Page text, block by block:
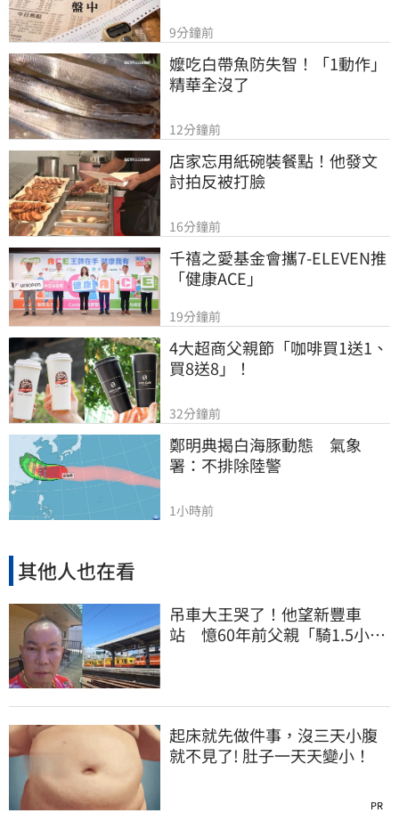
9分鐘前
嬤吃白帶魚防失智！「1動作」
精華全沒了
12分鐘前
店家忘用紙碗裝餐點！他發文
討拍反被打臉
16分鐘前
千禧之愛基金會攜7-ELEVEN推
「健康ACE」
19分鐘前
4大超商父親節「咖啡買1送1、
買8送8」！
32分鐘前
鄭明典揭白海豚動態　氣象
署：不排除陸警
1小時前
其他人也在看
吊車大王哭了！他望新豐車
站 憶60年前父親「騎1.5小時
起床就先做件事，沒三天小腹
就不見了! 肚子一天天變小！
PR